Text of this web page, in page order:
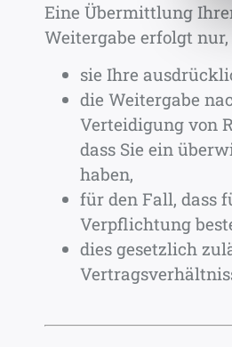
Eine Übermittlung
Weitergabe erfolgt
sie Ihre
die Weitergabe
Verteidigung von
dass Sie ein
haben,
für den Fall, dass
Verpflichtung
dies gesetzlich